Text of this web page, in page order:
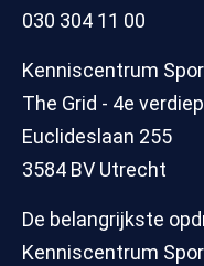
030 304 11 00
Kenniscentrum
The Grid - 4e
Euclideslaan 255
3584 BV Utrecht
De belangrijkste
Kenniscentrum